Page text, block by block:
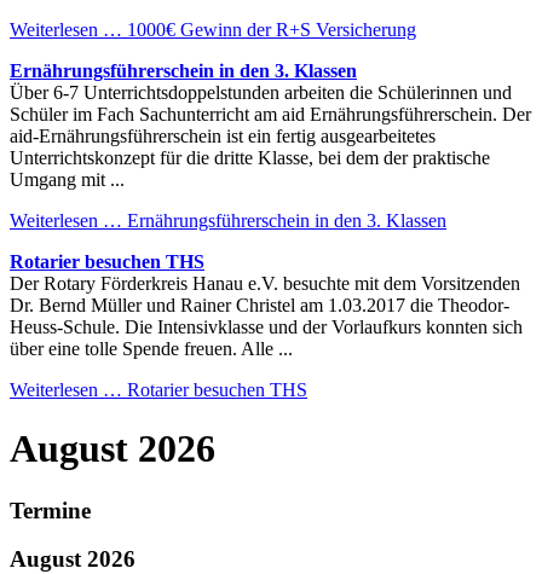
Weiterlesen … 1000€ Gewinn der R+S Versicherung
Ernährungsführerschein in den 3. Klassen
Über 6-7 Unterrichtsdoppelstunden arbeiten die Schülerinnen und
Schüler im Fach Sachunterricht am aid Ernährungsführerschein. Der
aid-Ernährungsführerschein ist ein fertig ausgearbeitetes
Unterrichtskonzept für die dritte Klasse, bei dem der praktische
Umgang mit ...
Weiterlesen … Ernährungsführerschein in den 3. Klassen
Rotarier besuchen THS
Der Rotary Förderkreis Hanau e.V. besuchte mit dem Vorsitzenden
Dr. Bernd Müller und Rainer Christel am 1.03.2017 die Theodor-
Heuss-Schule. Die Intensivklasse und der Vorlaufkurs konnten sich
über eine tolle Spende freuen. Alle ...
Weiterlesen … Rotarier besuchen THS
August 2026
Termine
August 2026